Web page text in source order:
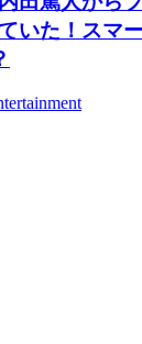
いた！スマ